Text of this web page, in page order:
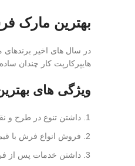
بهترین مارک
در سال های اخیر
هایپرکارپت کار چندان
ویژگی های
داشتن تنوع در طرح و
فروش انواع فرش با
داشتن خدمات پس از